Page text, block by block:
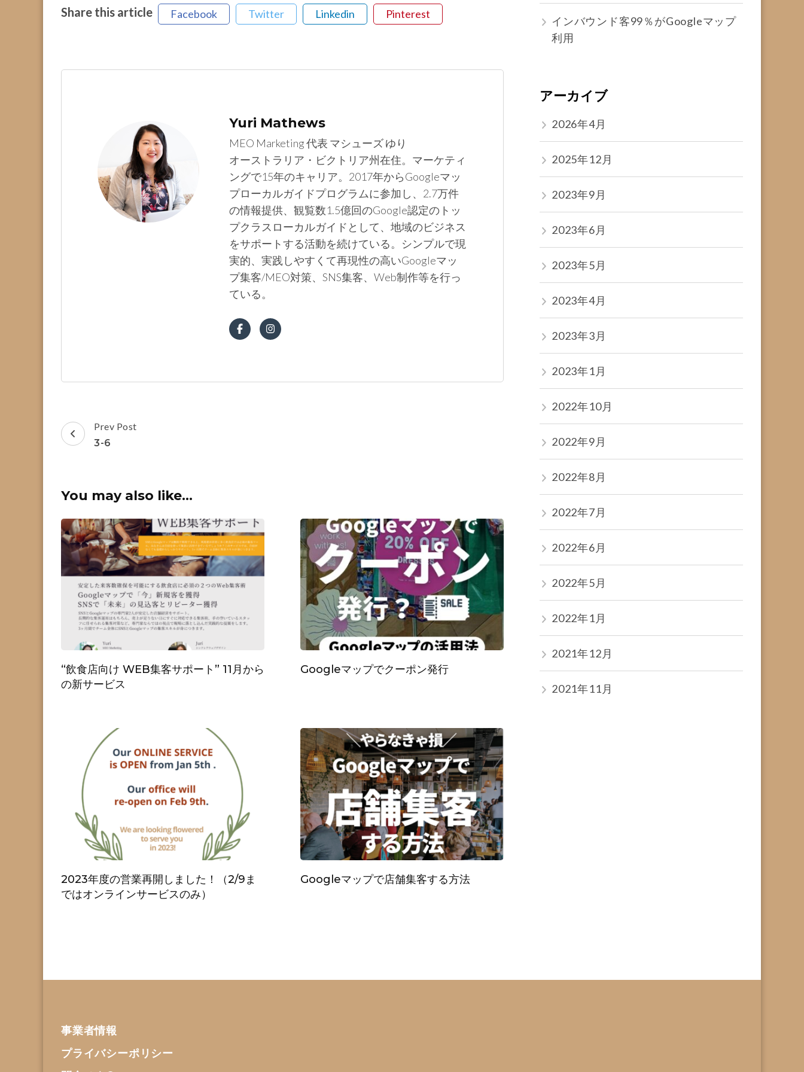
Share this article Facebook Twitter Linkedin Pinterest
Yuri Mathews
MEO Marketing 代表 マシューズ ゆり
オーストラリア・ビクトリア州在住。マーケティ
ングで15年のキャリア。2017年からGoogleマッ
プローカルガイドプログラムに参加し、2.7万件
の情報提供、観覧数1.5億回のGoogle認定のトッ
プクラスローカルガイドとして、地域のビジネス
をサポートする活動を続けている。シンプルで現
実的、実践しやすくて再現性の高いGoogleマッ
プ集客/MEO対策、SNS集客、Web制作等を行っ
ている。
Post
Navigation
Prev Post
3-6
You may also like...
“飲食店向け WEB集客サポート” 11月から
の新サービス
Googleマップでクーポン発行
2023年度の営業再開しました！（2/9ま
ではオンラインサービスのみ）
Googleマップで店舗集客する方法
インバウンド客99％がGoogleマップ
利用
アーカイブ
2026年4月
2025年12月
2023年9月
2023年6月
2023年5月
2023年4月
2023年3月
2023年1月
2022年10月
2022年9月
2022年8月
2022年7月
2022年6月
2022年5月
2022年1月
2021年12月
2021年11月
事業者情報
プライバシーポリシー